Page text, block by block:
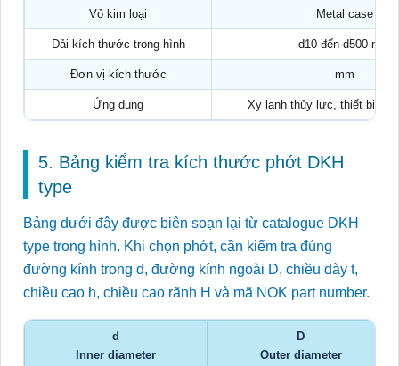
Vỏ kim loại Metal case
Dải kích thước trong hình d10 đến d500 mm
Đơn vị kích thước mm
Ứng dụng Xy lanh thủy lực, thiết bị
5. Bảng kiểm tra kích thước phớt DKH
type
Bảng dưới đây được biên soạn lại từ catalogue DKH
type trong hình. Khi chọn phớt, cần kiểm tra đúng
đường kính trong d, đường kính ngoài D, chiều dày t,
chiều cao h, chiều cao rãnh H và mã NOK part number.
d
Inner diameter
D
Outer diameter